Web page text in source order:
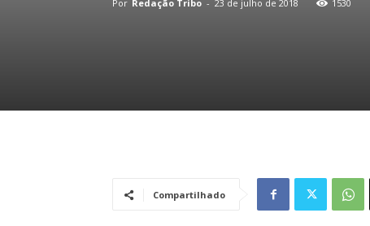
Por Redação Tribo - 23 de julho de 2018 1530
Compartilhado